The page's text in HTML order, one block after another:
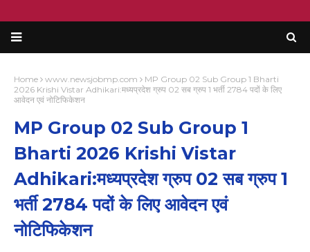
Home www.newsjobmp.com
MP Group 02 Sub Group 1 Bharti
2026 Krishi Vistar Adhikari:मध्यप्रदेश ग्रुप 02 सब ग्रुप 1 भर्ती 2784 पदों के लिए
आवेदन एवं नोटिफिकेशन
MP Group 02 Sub Group 1
Bharti 2026 Krishi Vistar
Adhikari:मध्यप्रदेश ग्रुप 02 सब ग्रुप 1
भर्ती 2784 पदों के लिए आवेदन एवं
नोटिफिकेशन